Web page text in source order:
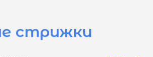
стрижки